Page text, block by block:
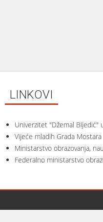
LINKOVI
Univerzitet "Džemal Bijedić"
Vijeće mladih Grada Mostara
Ministarstvo obrazovanja,
Federalno ministarstvo